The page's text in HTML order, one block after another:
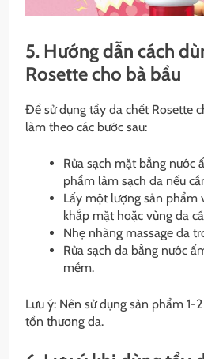
5. Hướng dẫn cách
Rosette cho bà bầu
Để sử dụng tẩy da chết Rosette
làm theo các bước sau:
Rửa sạch mặt bằng nước
phẩm làm sạch da nếu
Lấy một lượng sản phẩm
khắp mặt hoặc vùng da
Nhẹ nhàng massage da
Rửa sạch da bằng nước
mềm.
Lưu ý: Nên sử dụng sản phẩm
tổn thương da.